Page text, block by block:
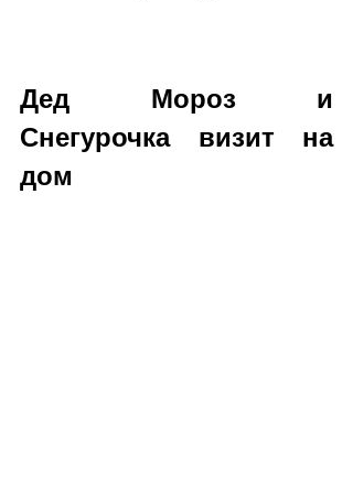
Дед Мороз и
Снегурочка визит на
дом